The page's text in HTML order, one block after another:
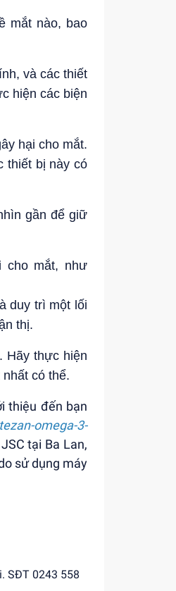
mắt nào, bao
và các thiết
hiện các biện
hại cho mắt.
thiết bị này có
gần để giữ
cho mắt, như
duy trì một lối
thị.
Hãy thực hiện
có thể.
thiệu đến bạn
omega-3-
tại Ba Lan,
sử dụng máy
SĐT 0243 558